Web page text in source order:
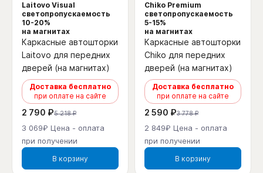
Laitovo Visual
светопропускаемость
10-20%
на магнитах
Каркасные автошторки
Laitovo для передних
дверей (на магнитах)
Доставка бесплатно
при оплате на сайте
2 790 ₽5 218 ₽
3 069₽ Цена - оплата
при получении
В корзину
Chiko Premium
светопропускаемость
5-15%
на магнитах
Каркасные автошторки
Chiko для передних
дверей (на магнитах)
Доставка бесплатно
при оплате на сайте
2 590 ₽3 778 ₽
2 849₽ Цена - оплата
при получении
В корзину